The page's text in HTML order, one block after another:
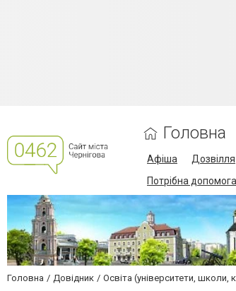
Головна
Афіша Дозвілля
Потрібна допомога
Головна Довідник Освіта (університети, школи,